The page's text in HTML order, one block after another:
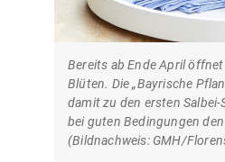
Bereits ab Ende April
Blüten. Die „Bayrische
damit zu den ersten
bei guten Bedingungen
(Bildnachweis: GMH/